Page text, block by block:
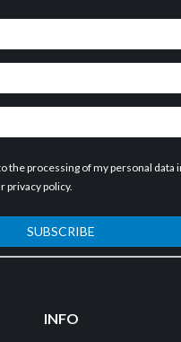
the processing of my personal data
privacy policy.
SUBSCRIBE
INFO